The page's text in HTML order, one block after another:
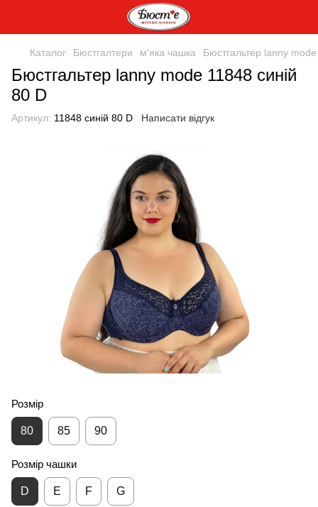
Каталог Бюстгалтери м'яка чашка Бюстгальтер lanny
Бюстгальтер lanny mode 11848 синій
80 D
Артикул: 11848 синій 80 D Написати відгук
Розмір
80 85 90
Розмір чашки
D E F G